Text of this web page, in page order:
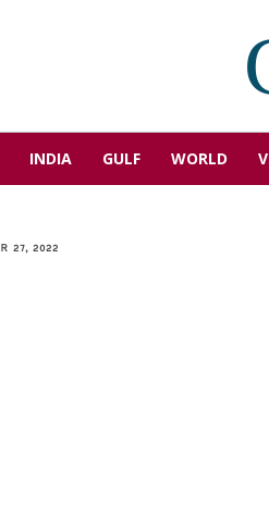
INDIA GULF WORLD
27, 2022